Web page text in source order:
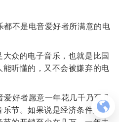
不是电音爱好者所满意的电
众的电子音乐，也就是比国
听懂的，又不会被嫌弃的电
好者愿意一年花几千乃至几
节。如果说是经济条件好的